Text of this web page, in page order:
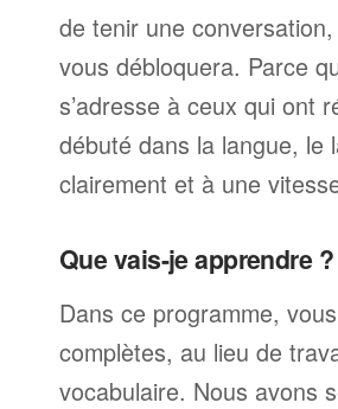
de tenir une
vous débloquera. Parce
s’adresse à ceux qui ont
débuté dans la langue, le
clairement et à une
Que vais-je apprendre ?
Dans ce programme,
complètes, au lieu de
vocabulaire. Nous avons